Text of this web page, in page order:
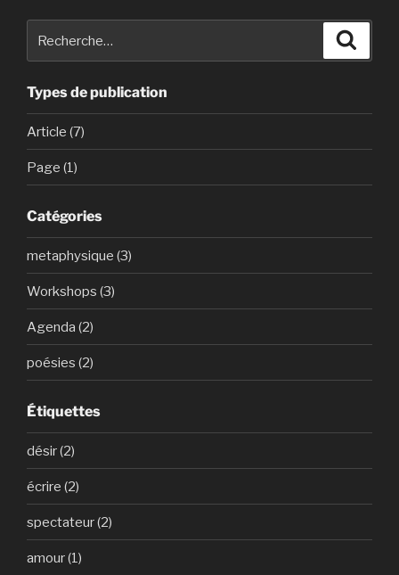
pour
Types de publication
Article (7)
Page (1)
Catégories
metaphysique (3)
Workshops (3)
Agenda (2)
poésies (2)
Étiquettes
désir (2)
écrire (2)
spectateur (2)
amour (1)